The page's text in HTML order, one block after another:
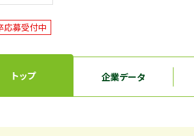
応募受付中
トップ 企業データ